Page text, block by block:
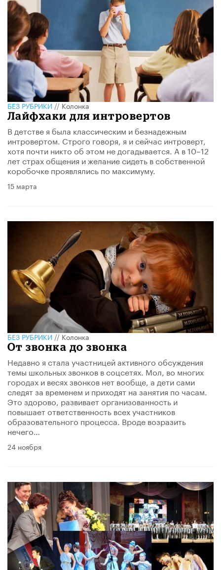
БЕЗ РУБРИКИ//Колонка
Лайфхаки для интровертов
В детстве я была классическим и безнадежным
интровертом. Строго говоря, я и сейчас интроверт,
хотя почти никто об этом не догадывается. А в 10–12
лет страх общения и желание сидеть в собственной
коробочке проявлялись по максимуму.
15 марта
БЕЗ РУБРИКИ//Колонка
От звонка до звонка
Недавно я стала участницей активного обсуждения
темы школьных звонков в соцсетях. Мол, во многих
городах и весях звонков нет вообще, а дети сами
следят за временем и приходят на занятия по часам.
Это здорово, развивает организованность и
повышает ответственность всех участников
образовательного процесса. Вроде возразить
нечего…
24 ноября